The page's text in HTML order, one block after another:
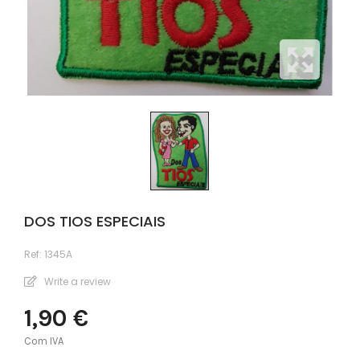
DOS TIOS ESPECIAIS
Ref: 1345A
Write a review
1,90 €
Com IVA